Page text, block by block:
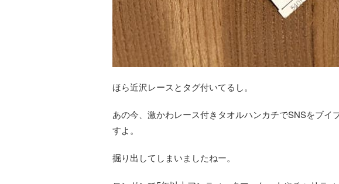
ほら近沢レースとタグ付いてるし。
あの今、激かわレース付きタオルハンカチでSNSをブイ
すよ。
掘り出してしまいましたねー。